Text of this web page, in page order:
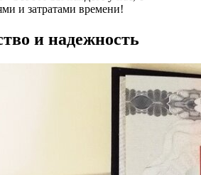
и затратами времени!
и надежность